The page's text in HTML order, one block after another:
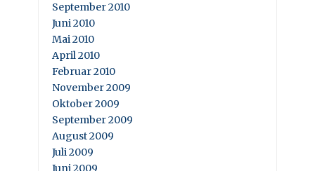
September 2010
Juni 2010
Mai 2010
April 2010
Februar 2010
November 2009
Oktober 2009
September 2009
August 2009
Juli 2009
Juni 2009